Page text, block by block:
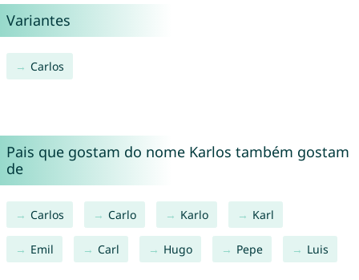
Variantes
Carlos
Pais que gostam do nome Karlos também gostam
de
Carlos Carlo Karlo Karl
Emil Carl Hugo Pepe Luis